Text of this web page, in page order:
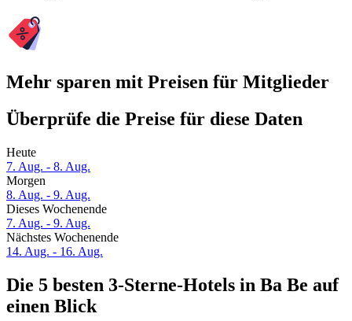
Mehr sparen mit Preisen für Mitglieder
Überprüfe die Preise für diese Daten
Heute
7. Aug. - 8. Aug.
Morgen
8. Aug. - 9. Aug.
Dieses Wochenende
7. Aug. - 9. Aug.
Nächstes Wochenende
14. Aug. - 16. Aug.
Die 5 besten 3-Sterne-Hotels in Ba Be auf
einen Blick